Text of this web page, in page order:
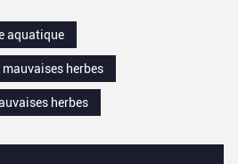
aquatique
herbes
herbes